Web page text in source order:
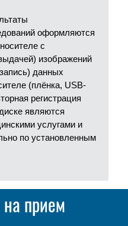
оформляются
с
изображений
данных
(плёнка, USB-
регистрация
являются
услугами и
по установленным
на прием